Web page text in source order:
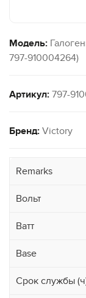
Модель:
797-910004264)
Артикул: 797-
Бренд: Victory
Remarks
Вольт
Ватт
Base
Срок службы